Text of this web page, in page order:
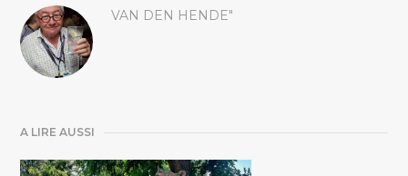
VAN DEN HENDE"
A LIRE AUSSI